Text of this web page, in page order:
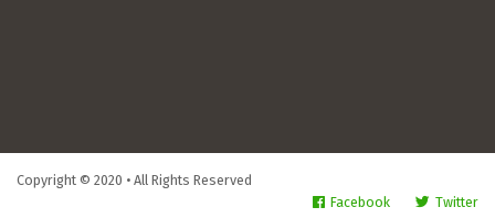
Copyright © 2020 • All Rights Reserved
Facebook
Twitter